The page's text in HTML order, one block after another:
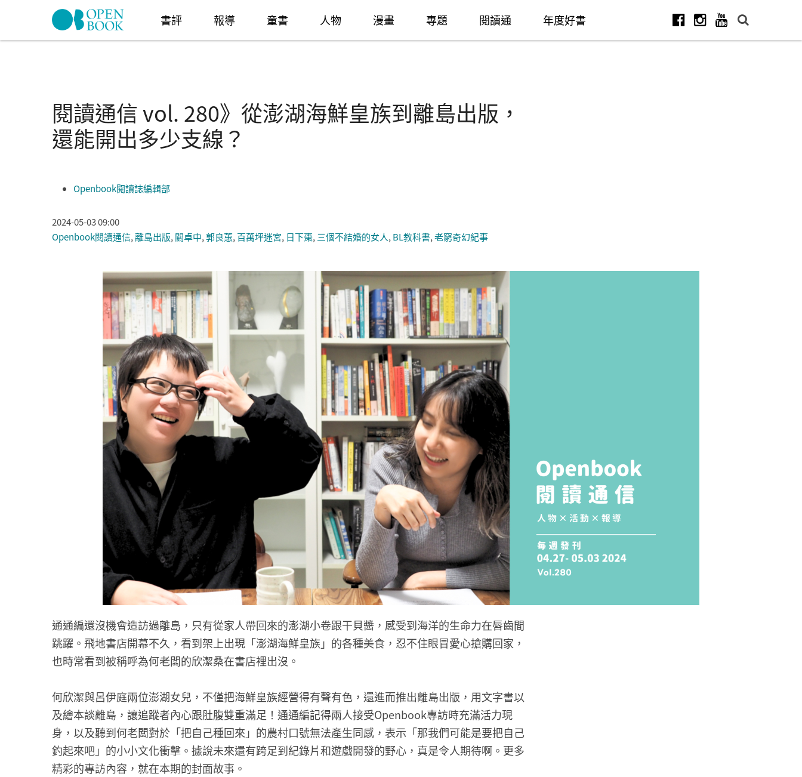
Skip to navigation
書評 報導 童書 人物 漫畫 專題 閱讀通 年度好書
閱讀通信 vol. 280》從澎湖海鮮皇族到離島出版，
還能開出多少支線？
Openbook閱讀誌編輯部
2024-05-03 09:00
Openbook閱讀通信,離島出版, 關卓中,郭良蕙, 百萬坪迷宮, 日下棗, 三個不結婚的女人, BL教科書,老窮奇幻紀事
通通編還沒機會造訪過離島，只有從家人帶回來的澎湖小卷跟干貝醬，感受到海洋的生命力在唇齒間
跳躍。飛地書店開幕不久，看到架上出現「澎湖海鮮皇族」的各種美食，忍不住眼冒愛心搶購回家，
也時常看到被稱呼為何老闆的欣潔桑在書店裡出沒。
何欣潔與呂伊庭兩位澎湖女兒，不僅把海鮮皇族經營得有聲有色，還進而推出離島出版，用文字書以
及繪本談離島，讓追蹤者內心跟肚腹雙重滿足！通通編記得兩人接受Openbook專訪時充滿活力現
身，以及聽到何老闆對於「把自己種回來」的農村口號無法產生同感，表示「那我們可能是要把自己
釣起來吧」的小小文化衝擊。據說未來還有跨足到紀錄片和遊戲開發的野心，真是令人期待啊。更多
精彩的專訪內容，就在本期的封面故事。